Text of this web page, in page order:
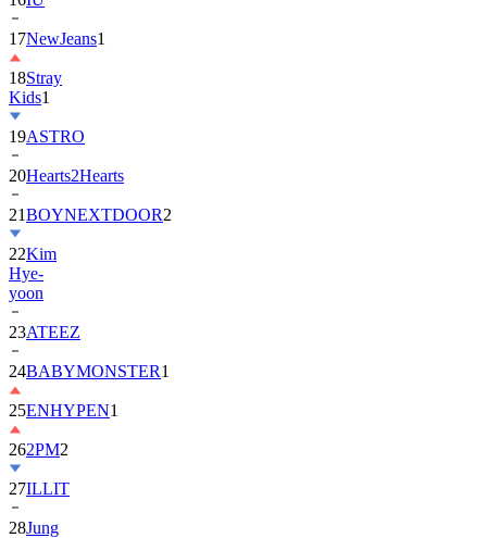
18Stray
Kids
19ASTRO
20Hearts2Hearts
21BOYNEXTDOOR
22Kim
Hye-
yoon
23ATEEZ
24BABYMONSTER
25ENHYPEN1
262PM2
27ILLIT
28Jung
Hae-
in3